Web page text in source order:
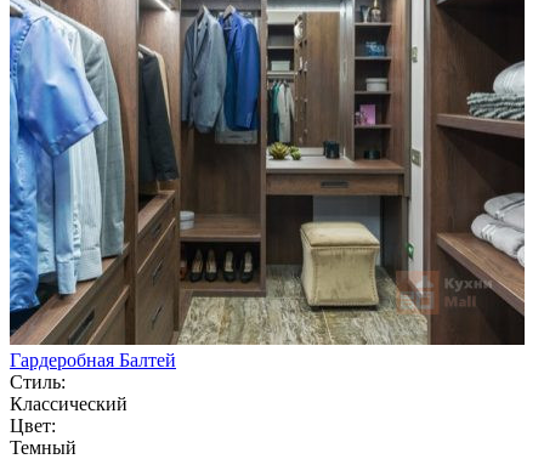
Гардеробная Балтей
Стиль:
Классический
Цвет:
Темный